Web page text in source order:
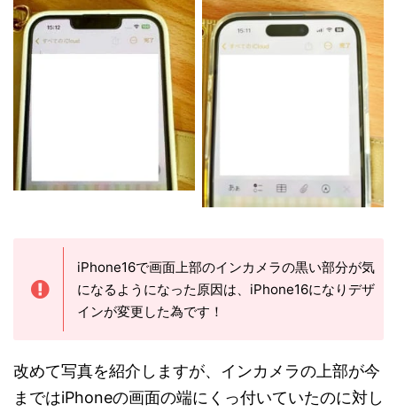
iPhone16で画面上部のインカメラの黒い部分が気
になるようになった原因は、iPhone16になりデザ
インが変更した為です！
改めて写真を紹介しますが、インカメラの上部が今
まではiPhoneの画面の端にくっ付いていたのに対し